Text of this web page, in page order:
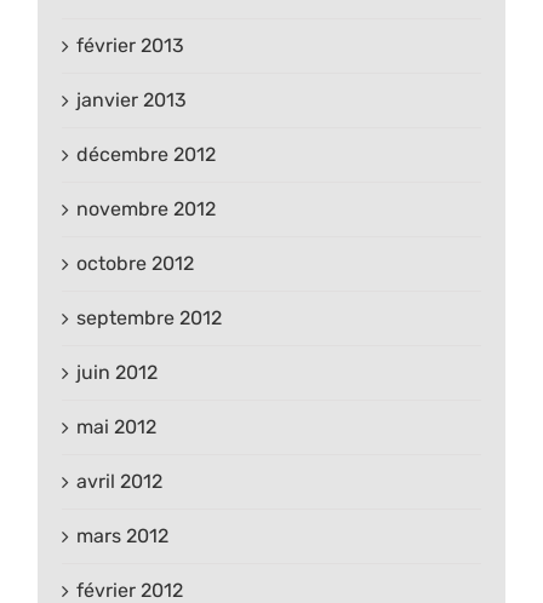
février 2013
janvier 2013
décembre 2012
novembre 2012
octobre 2012
septembre 2012
juin 2012
mai 2012
avril 2012
mars 2012
février 2012